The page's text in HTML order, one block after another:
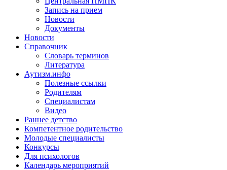
Запись на прием
Новости
Документы
Новости
Справочник
Словарь терминов
Литература
Аутизм.инфо
Полезные ссылки
Родителям
Специалистам
Видео
Раннее детство
Компетентное родительство
Молодые специалисты
Конкурсы
Для психологов
Календарь мероприятий